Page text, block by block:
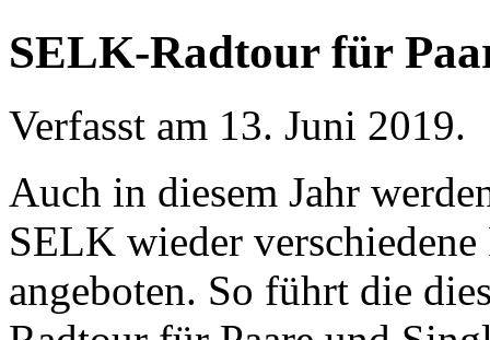
SELK-Radtour für
Verfasst am 13. Juni 2019.
Auch in diesem Jahr
SELK wieder
angeboten. So führt die